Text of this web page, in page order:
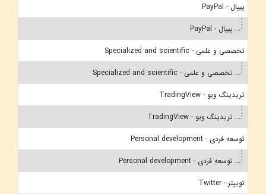
پیپال - PayPal
پیپال - PayPal
تخصصی و علمی - Specialized and scientific
تخصصی و علمی - Specialized and scientific
تریدینگ ویو - TradingView
تریدینگ ویو - TradingView
توسعه فردی - Personal development
توسعه فردی - Personal development
توییتر - Twitter